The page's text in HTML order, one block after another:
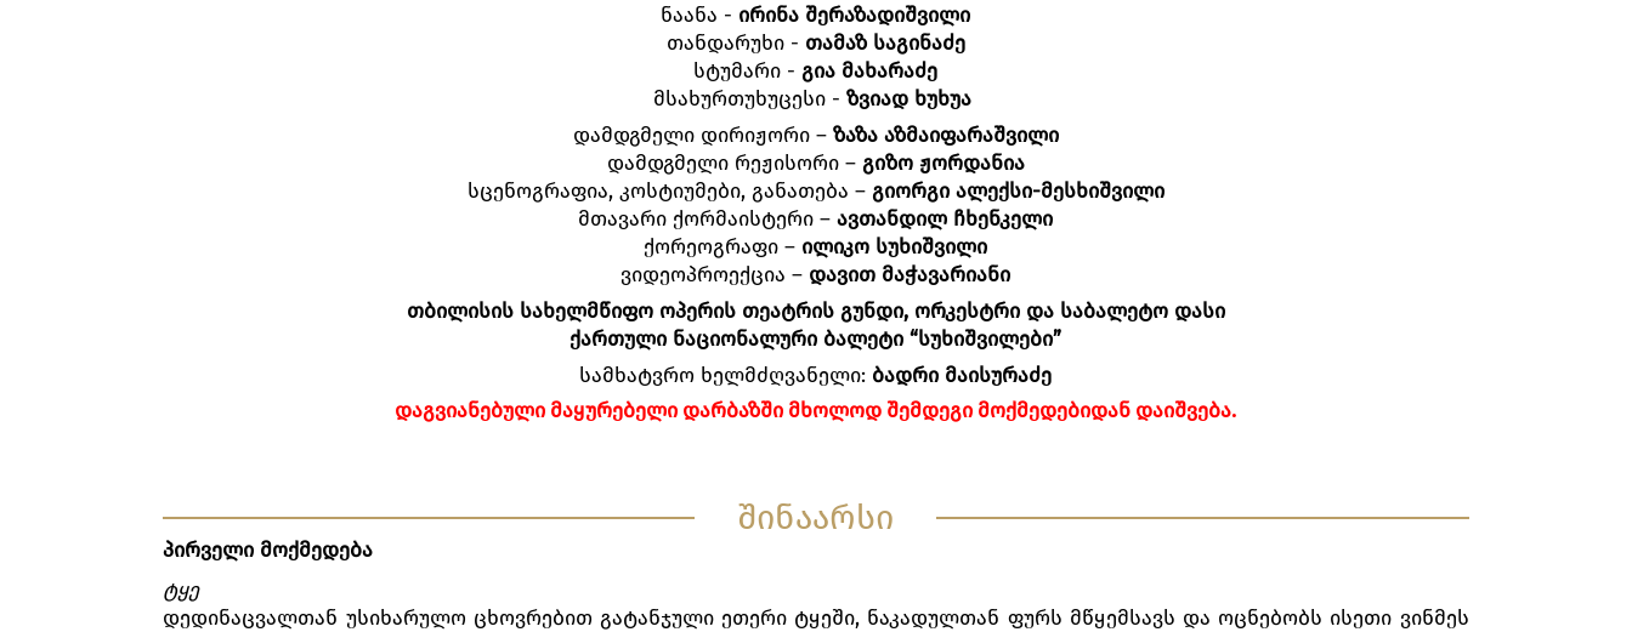
ნაანა - ირინა შერაზადიშვილი
თანდარუხი - თამაზ საგინაძე
სტუმარი - გია მახარაძე
მსახურთუხუცესი -ზვიად ხუხუა
დამდგმელი დირიჟორი – ზაზა აზმაიფარაშვილი
დამდგმელი რეჟისორი – გიზო ჟორდანია
სცენოგრაფია, კოსტიუმები, განათება – გიორგი ალექსი-მესხიშვილი
მთავარი ქორმაისტერი –ავთანდილ ჩხენკელი
ქორეოგრაფი – ილიკო სუხიშვილი
ვიდეოპროექცია – დავით მაჭავარიანი
თბილისის სახელმწიფო ოპერის თეატრის გუნდი, ორკესტრი და საბალეტო დასი
ქართული ნაციონალური ბალეტი “სუხიშვილები”
სამხატვრო ხელმძღვანელი: ბადრი მაისურაძე
ᲓᲐᲒᲕᲘᲐᲜᲔᲑᲣᲚᲘ ᲛᲐᲧᲣᲠᲔᲑᲔᲚᲘ ᲓᲐᲠᲑᲐᲖᲨᲘ ᲛᲮᲝᲚᲝᲓ ᲨᲔᲛᲓᲔᲒᲘ ᲛᲝᲥᲛᲔᲓᲔᲑᲘᲓᲐᲜ ᲓᲐᲘᲨᲕᲔᲑᲐ.
შინაარსი
პირველი მოქმედება
ტყე
დედინაცვალთან უსიხარულო ცხოვრებით გატანჯული ეთერი ტყეში, ნაკადულთან ფურს მწყემსავს და ოცნებობს ისეთი ვინმეს